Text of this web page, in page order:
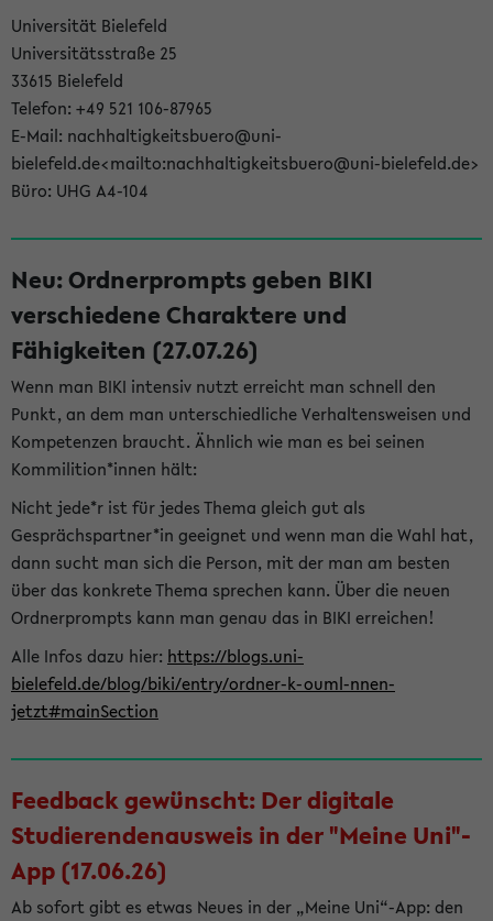
Universität Bielefeld
Universitätsstraße 25
33615 Bielefeld
Telefon: +49 521 106-87965
E-Mail: nachhaltigkeitsbuero@uni-
bielefeld.de<mailto:nachhaltigkeitsbuero@uni-bielefeld.de>
Büro: UHG A4-104
Neu: Ordnerprompts geben BIKI
verschiedene Charaktere und
Fähigkeiten (27.07.26)
Wenn man BIKI intensiv nutzt erreicht man schnell den
Punkt, an dem man unterschiedliche Verhaltensweisen und
Kompetenzen braucht. Ähnlich wie man es bei seinen
Kommilition*innen hält:
Nicht jede*r ist für jedes Thema gleich gut als
Gesprächspartner*in geeignet und wenn man die Wahl hat,
dann sucht man sich die Person, mit der man am besten
über das konkrete Thema sprechen kann. Über die neuen
Ordnerprompts kann man genau das in BIKI erreichen!
Alle Infos dazu hier: https://blogs.uni-
bielefeld.de/blog/biki/entry/ordner-k-ouml-nnen-
jetzt#mainSection
Feedback gewünscht: Der digitale
Studierendenausweis in der "Meine Uni"-
App (17.06.26)
Ab sofort gibt es etwas Neues in der „Meine Uni“-App: den